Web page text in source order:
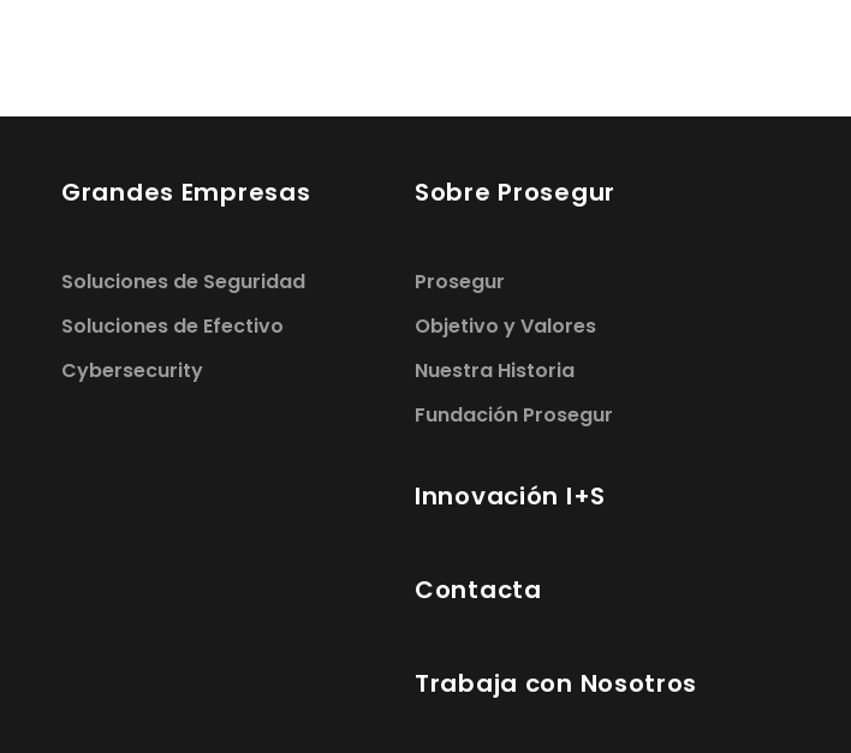
Grandes Empresas
Soluciones de Seguridad
Soluciones de Efectivo
Cybersecurity
Sobre Prosegur
Prosegur
Objetivo y Valores
Nuestra Historia
Fundación Prosegur
Innovación I+S
Contacta
Trabaja con Nosotros